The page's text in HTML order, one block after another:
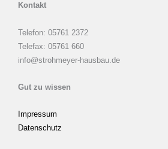
Kontakt
Telefon: 05761 2372
Telefax: 05761 660
info@strohmeyer-hausbau.de
Gut zu wissen
Impressum
Datenschutz